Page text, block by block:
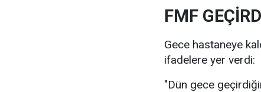
FMF
Gece hastaneye
ifadelere yer verdi:
"Dün gece